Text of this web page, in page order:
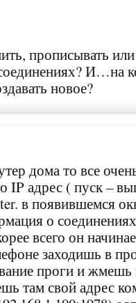
прописывать или
И…на
новое?
дома то все
IP адрес ( пуск –
в появившемся
о
всего он
заходишь в
проги и
там свой адрес